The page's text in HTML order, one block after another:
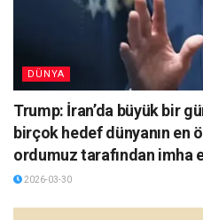
DÜNYA
Trump: İran’da büyük bir
birçok hedef dünyanın en
ordumuz tarafından imha
2026-03-30